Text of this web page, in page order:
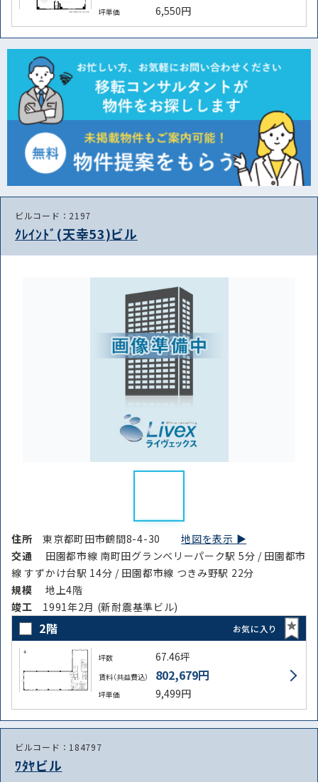
坪単価 6,550円
ビルコード：2197
ｸﾚｲﾝﾄﾞ(天幸53)ビル
住所東京都町田市鶴間8-4-30地図を表示 ▶︎
交通
田園都市線 南町田グランベリーパーク駅 5分 / 田園都市
線 すずかけ台駅 14分 / 田園都市線 つきみ野駅 22分
規模
地上4階
竣⼯ 1991年2月 (新耐震基準ビル)
2階 お気に入り
坪数 67.46坪
賃料（共益費込） 802,679円
坪単価 9,499円
ビルコード：184797
ﾜﾀﾔビル